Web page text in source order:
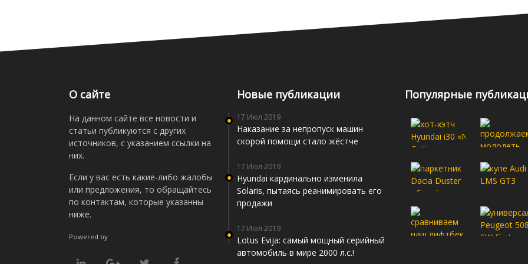
О сайте
На данном сайте все новости и
статьи публикуются с других
источников, с указанием ссылки на
них.
Если у вас есть какие-либо жалобы
или предложения, то обращайтесь
по контактам, которые указанны
ниже.
Powered by
Новые публикации
17 Июл 2019
Наказание за непропуск машин
скорой помощи стало жёстче
17 Июл 2019
Hyundai кардинально изменила
Solaris, пытаясь реанимировать его
продажи
17 Июл 2019
Lotus Evija: самый мощный серийный
автомобиль в мире 2000 л.с.!
Популярные